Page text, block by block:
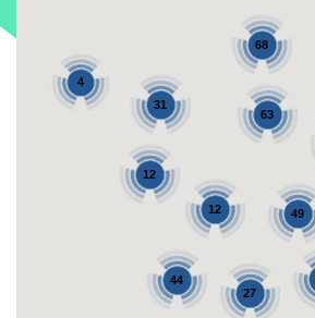
27
44
12 49
12
63
31
4
68